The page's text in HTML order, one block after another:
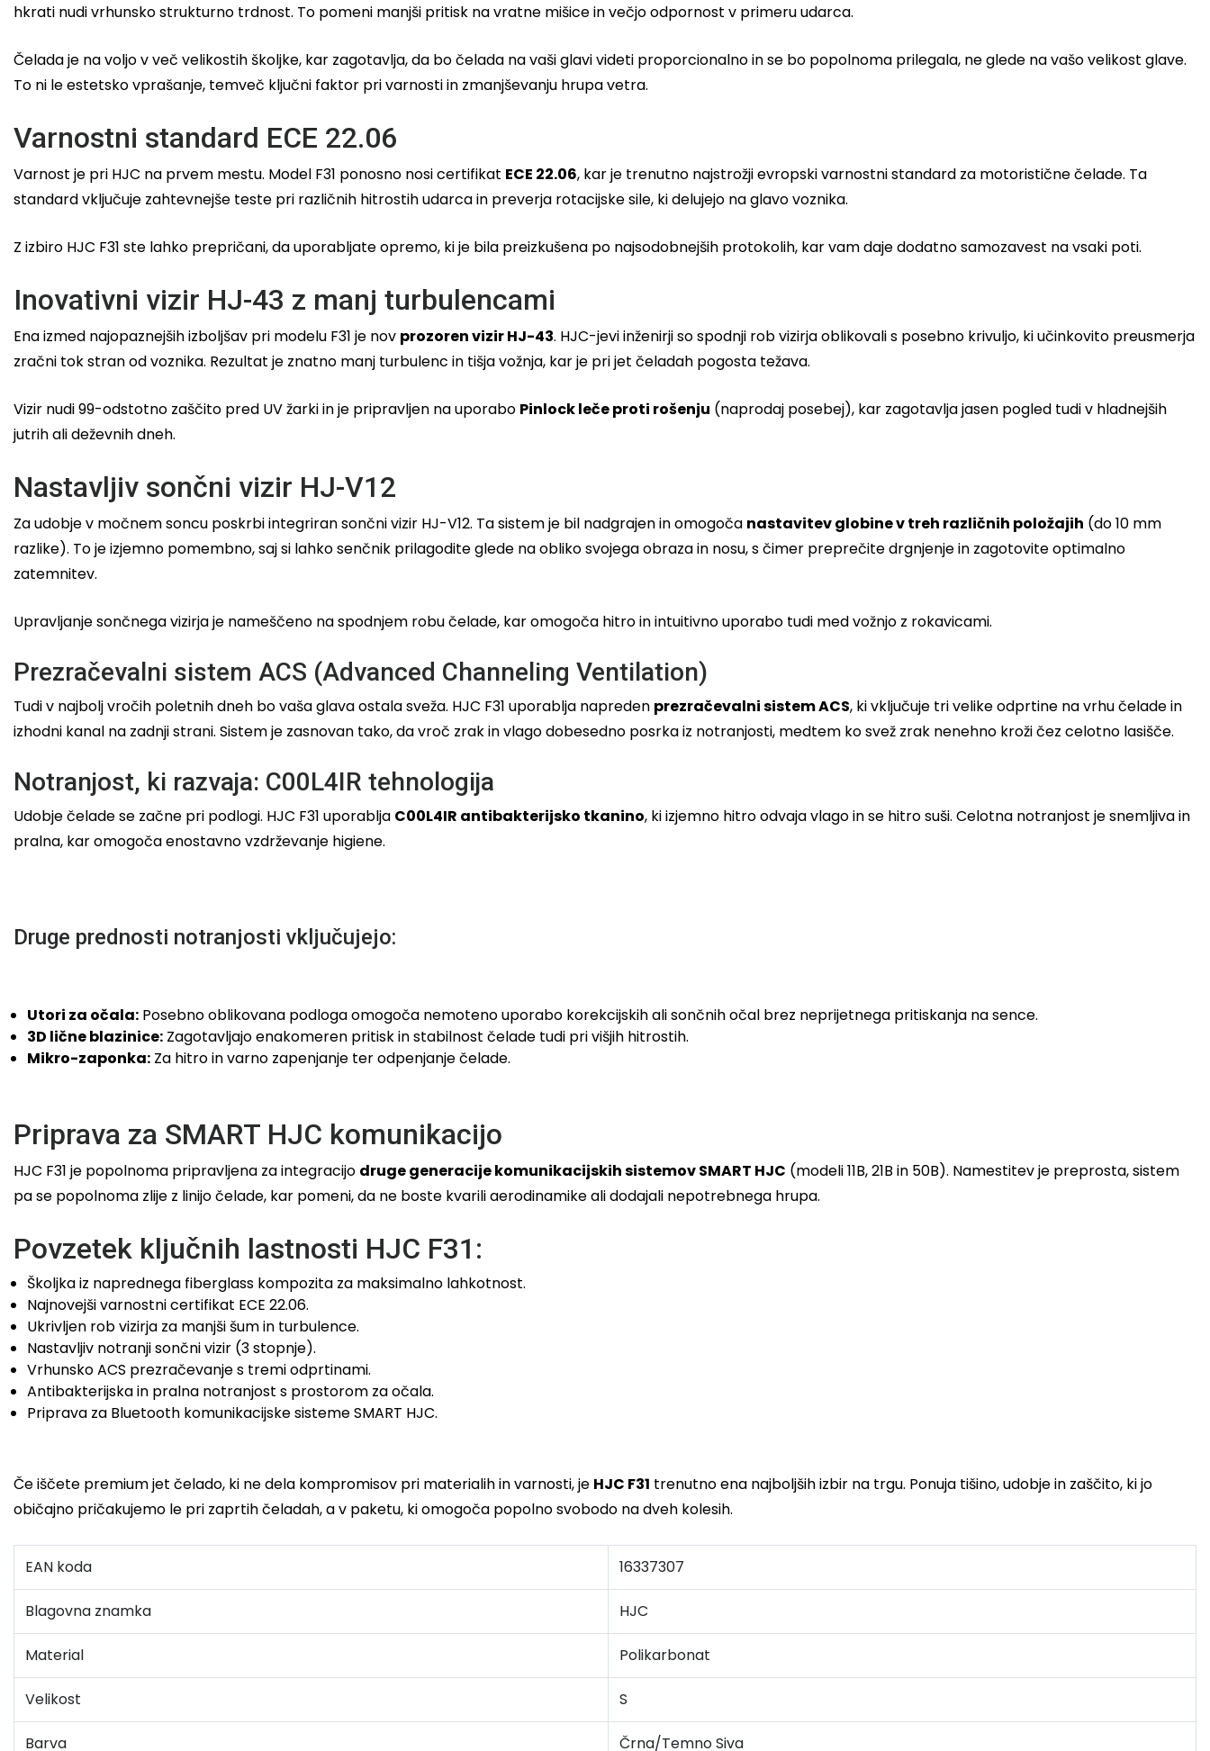
hkrati nudi vrhunsko strukturno trdnost. To pomeni manjši pritisk na vratne mišice in večjo odpornost v primeru udarca.
Čelada je na voljo v več velikostih školjke, kar zagotavlja, da bo čelada na vaši glavi videti proporcionalno in se bo popolnoma prilegala, ne glede na vašo velikost glave.
To ni le estetsko vprašanje, temveč ključni faktor pri varnosti in zmanjševanju hrupa vetra.
Varnostni standard ECE 22.06
Varnost je pri HJC na prvem mestu. Model F31 ponosno nosi certifikat ECE 22.06, kar je trenutno najstrožji evropski varnostni standard za motoristične čelade. Ta
standard vključuje zahtevnejše teste pri različnih hitrostih udarca in preverja rotacijske sile, ki delujejo na glavo voznika.
Z izbiro HJC F31 ste lahko prepričani, da uporabljate opremo, ki je bila preizkušena po najsodobnejših protokolih, kar vam daje dodatno samozavest na vsaki poti.
Inovativni vizir HJ-43 z manj turbulencami
Ena izmed najopaznejših izboljšav pri modelu F31 je nov prozoren vizir HJ-43. HJC-jevi inženirji so spodnji rob vizirja oblikovali s posebno krivuljo, ki učinkovito preusmerja
zračni tok stran od voznika. Rezultat je znatno manj turbulenc in tišja vožnja, kar je pri jet čeladah pogosta težava.
Vizir nudi 99-odstotno zaščito pred UV žarki in je pripravljen na uporabo Pinlock leče proti rošenju (naprodaj posebej), kar zagotavlja jasen pogled tudi v hladnejših
jutrih ali deževnih dneh.
Nastavljiv sončni vizir HJ-V12
Za udobje v močnem soncu poskrbi integriran sončni vizir HJ-V12. Ta sistem je bil nadgrajen in omogoča nastavitev globine v treh različnih položajih (do 10 mm
razlike). To je izjemno pomembno, saj si lahko senčnik prilagodite glede na obliko svojega obraza in nosu, s čimer preprečite drgnjenje in zagotovite optimalno
zatemnitev.
Upravljanje sončnega vizirja je nameščeno na spodnjem robu čelade, kar omogoča hitro in intuitivno uporabo tudi med vožnjo z rokavicami.
Prezračevalni sistem ACS (Advanced Channeling Ventilation)
Tudi v najbolj vročih poletnih dneh bo vaša glava ostala sveža. HJC F31 uporablja napreden prezračevalni sistem ACS, ki vključuje tri velike odprtine na vrhu čelade in
izhodni kanal na zadnji strani. Sistem je zasnovan tako, da vroč zrak in vlago dobesedno posrka iz notranjosti, medtem ko svež zrak nenehno kroži čez celotno lasišče.
Notranjost, ki razvaja: C00L4IR tehnologija
Udobje čelade se začne pri podlogi. HJC F31 uporablja C00L4IR antibakterijsko tkanino, ki izjemno hitro odvaja vlago in se hitro suši. Celotna notranjost je snemljiva in
pralna, kar omogoča enostavno vzdrževanje higiene.
Druge prednosti notranjosti vključujejo:
Utori za očala: Posebno oblikovana podloga omogoča nemoteno uporabo korekcijskih ali sončnih očal brez neprijetnega pritiskanja na sence.
3D lične blazinice: Zagotavljajo enakomeren pritisk in stabilnost čelade tudi pri višjih hitrostih.
Mikro-zaponka: Za hitro in varno zapenjanje ter odpenjanje čelade.
Priprava za SMART HJC komunikacijo
HJC F31 je popolnoma pripravljena za integracijo druge generacije komunikacijskih sistemov SMART HJC (modeli 11B, 21B in 50B). Namestitev je preprosta, sistem
pa se popolnoma zlije z linijo čelade, kar pomeni, da ne boste kvarili aerodinamike ali dodajali nepotrebnega hrupa.
Povzetek ključnih lastnosti HJC F31:
Školjka iz naprednega fiberglass kompozita za maksimalno lahkotnost.
Najnovejši varnostni certifikat ECE 22.06.
Ukrivljen rob vizirja za manjši šum in turbulence.
Nastavljiv notranji sončni vizir (3 stopnje).
Vrhunsko ACS prezračevanje s tremi odprtinami.
Antibakterijska in pralna notranjost s prostorom za očala.
Priprava za Bluetooth komunikacijske sisteme SMART HJC.
Če iščete premium jet čelado, ki ne dela kompromisov pri materialih in varnosti, je HJC F31 trenutno ena najboljših izbir na trgu. Ponuja tišino, udobje in zaščito, ki jo
običajno pričakujemo le pri zaprtih čeladah, a v paketu, ki omogoča popolno svobodo na dveh kolesih.
EAN koda 16337307
Blagovna znamka HJC
Material Polikarbonat
Velikost S
Barva Črna/Temno Siva